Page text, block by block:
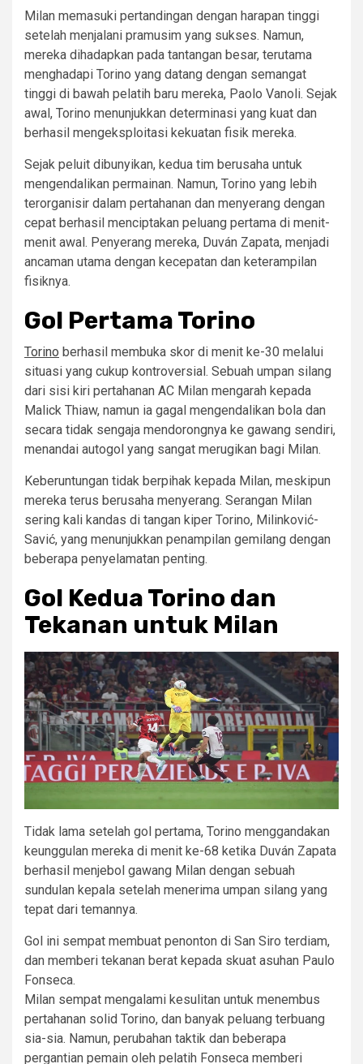
Milan memasuki pertandingan dengan harapan tinggi
setelah menjalani pramusim yang sukses. Namun,
mereka dihadapkan pada tantangan besar, terutama
menghadapi Torino yang datang dengan semangat
tinggi di bawah pelatih baru mereka, Paolo Vanoli. Sejak
awal, Torino menunjukkan determinasi yang kuat dan
berhasil mengeksploitasi kekuatan fisik mereka.
Sejak peluit dibunyikan, kedua tim berusaha untuk
mengendalikan permainan. Namun, Torino yang lebih
terorganisir dalam pertahanan dan menyerang dengan
cepat berhasil menciptakan peluang pertama di menit-
menit awal. Penyerang mereka, Duván Zapata, menjadi
ancaman utama dengan kecepatan dan keterampilan
fisiknya.
Gol Pertama Torino
Torino berhasil membuka skor di menit ke-30 melalui
situasi yang cukup kontroversial. Sebuah umpan silang
dari sisi kiri pertahanan AC Milan mengarah kepada
Malick Thiaw, namun ia gagal mengendalikan bola dan
secara tidak sengaja mendorongnya ke gawang sendiri,
menandai autogol yang sangat merugikan bagi Milan.
Keberuntungan tidak berpihak kepada Milan, meskipun
mereka terus berusaha menyerang. Serangan Milan
sering kali kandas di tangan kiper Torino, Milinković-
Savić, yang menunjukkan penampilan gemilang dengan
beberapa penyelamatan penting.
Gol Kedua Torino dan
Tekanan untuk Milan
Tidak lama setelah gol pertama, Torino menggandakan
keunggulan mereka di menit ke-68 ketika Duván Zapata
berhasil menjebol gawang Milan dengan sebuah
sundulan kepala setelah menerima umpan silang yang
tepat dari temannya.
Gol ini sempat membuat penonton di San Siro terdiam,
dan memberi tekanan berat kepada skuat asuhan Paulo
Fonseca.
Milan sempat mengalami kesulitan untuk menembus
pertahanan solid Torino, dan banyak peluang terbuang
sia-sia. Namun, perubahan taktik dan beberapa
pergantian pemain oleh pelatih Fonseca memberi